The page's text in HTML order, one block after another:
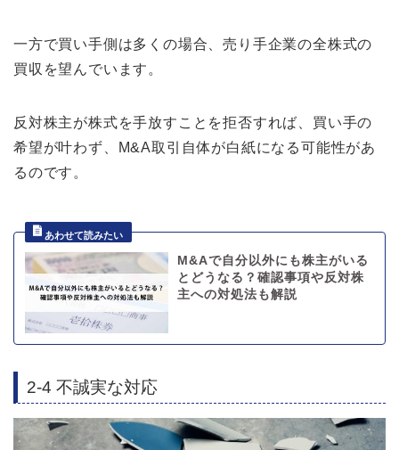
一方で買い手側は多くの場合、売り手企業の全株式の
買収を望んでいます。
反対株主が株式を手放すことを拒否すれば、買い手の
希望が叶わず、M&A取引自体が白紙になる可能性があ
るのです。
M&Aで自分以外にも株主がいる
とどうなる？確認事項や反対株
主への対処法も解説
2-4 不誠実な対応